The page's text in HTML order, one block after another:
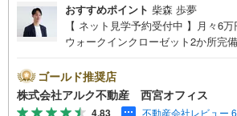
おすすめポイント 柴森 歩夢
【 ネット見学予約受付中 】月々6
ウォークインクローゼット2か所完
すめポイント 】■17.40平米のプライ
■南向きにつき陽当たり良好！■専有
K！■LDK約15.8帖の開放的な空間！
ゴールド推奨店
株式会社アルク不動産 西宮オフィス
4.83 不動産会社レビュー